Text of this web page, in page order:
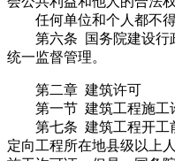
任何单位和个人都不得
第六条 国务院建设行
统一监督管理。
第二章 建筑许可
第一节 建筑工程施工
第七条 建筑工程开工
定向工程所在地县级以上